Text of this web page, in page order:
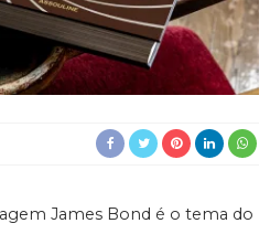
James Bond é o tema do